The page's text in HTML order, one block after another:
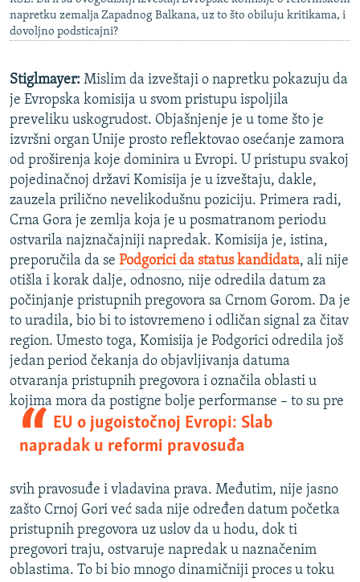
napretku zemalja Zapadnog Balkana, uz to što obiluju kritikama, i
dovoljno podsticajni?
Stiglmayer: Mislim da izveštaji o napretku pokazuju da
je Evropska komisija u svom pristupu ispoljila
preveliku uskogrudost. Objašnjenje je u tome što je
izvršni organ Unije prosto reflektovao osećanje zamora
od proširenja koje dominira u Evropi. U pristupu svakoj
pojedinačnoj državi Komisija je u izveštaju, dakle,
zauzela prilično nevelikodušnu poziciju. Primera radi,
Crna Gora je zemlja koja je u posmatranom periodu
ostvarila najznačajniji napredak. Komisija je, istina,
preporučila da se Podgorici da status kandidata, ali nije
otišla i korak dalje, odnosno, nije odredila datum za
počinjanje pristupnih pregovora sa Crnom Gorom. Da je
to uradila, bio bi to istovremeno i odličan signal za čitav
region. Umesto toga, Komisija je Podgorici odredila još
jedan period čekanja do objavljivanja datuma
otvaranja pristupnih pregovora i označila oblasti u
kojima mora da postigne
EU o jugoistočnoj Evropi: Slab
napradak u reformi pravosuđa
bolje performanse – to su pre
svih pravosuđe i vladavina prava. Međutim, nije jasno
zašto Crnoj Gori već sada nije određen datum početka
pristupnih pregovora uz uslov da u hodu, dok ti
pregovori traju, ostvaruje napredak u naznačenim
oblastima. To bi bio mnogo dinamičniji proces u toku